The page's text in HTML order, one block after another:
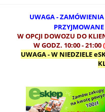
UWAGA -
W OPCJI DOWOZU DO
W GODZ. 10:00 - 21:00
UWAGA - W NIEDZIELE